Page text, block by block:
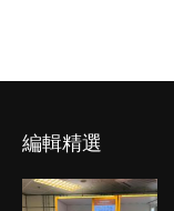
編輯精選